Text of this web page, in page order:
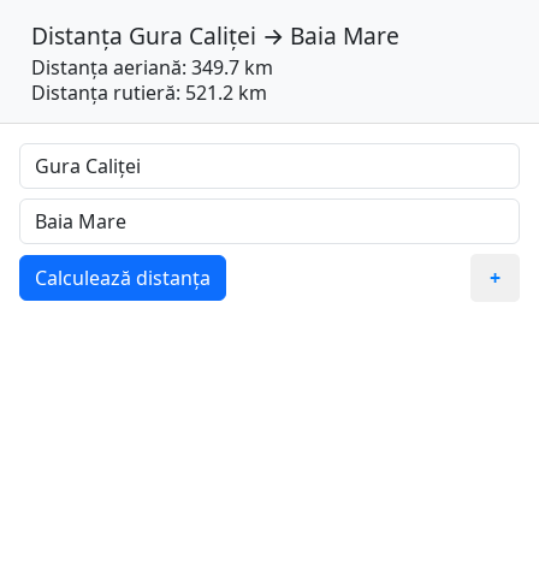
Distanța Gura Caliței → Baia Mare
Distanța aeriană: 349.7 km
Distanța rutieră: 521.2 km
Calculează distanța +